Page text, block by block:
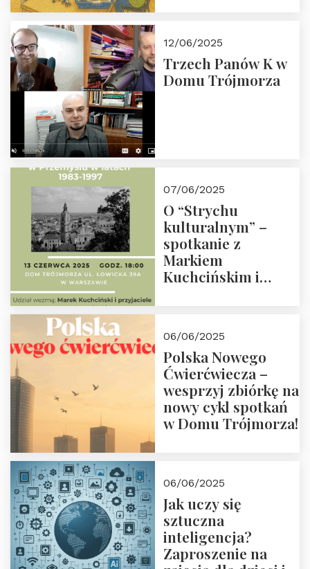
Fundacji
12/06/2025
Trzech Panów K w
Domu Trójmorza
07/06/2025
O “Strychu
kulturalnym” –
spotkanie z
Markiem
Kuchcińskim i
18:00
06/06/2025
Polska Nowego
Ćwierćwiecza –
wesprzyj zbiórkę na
nowy cykl spotkań
w Domu Trójmorza!
06/06/2025
Jak uczy się
sztuczna
inteligencja?
Zaproszenie na